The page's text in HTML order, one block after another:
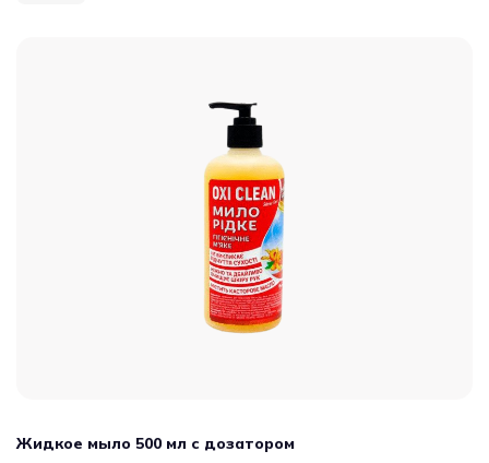
Жидкое мыло 500 мл с дозатором